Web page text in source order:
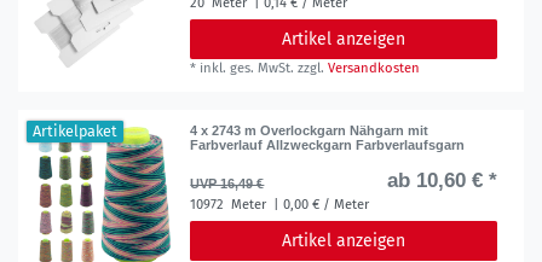
Artikel anzeigen
* inkl. ges. MwSt. zzgl.Versandkosten
Artikelpaket
4 x 2743 m Overlockgarn Nähgarn mit
Farbverlauf Allzweckgarn Farbverlaufsgarn
UVP 16,49 € ab 10,60 € *
10972 Meter | 0,00 € / Meter
Artikel anzeigen